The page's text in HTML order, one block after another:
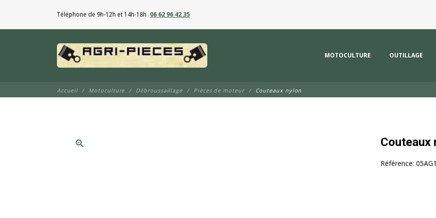
Téléphone de 9h-12h et 14h-18h 06 62 96 42 35
MOTOCULTURE OUTILLAGE
Accueil Motoculture Débroussaillage Pièces de moteur Couteaux nylon
zoom_in Couteaux
Référence: